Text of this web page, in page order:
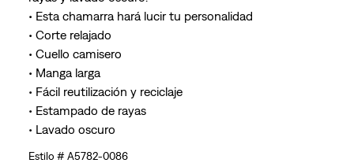
• Esta chamarra hará lucir tu personalidad
• Corte relajado
• Cuello camisero
• Manga larga
• Fácil reutilización y reciclaje
• Estampado de rayas
• Lavado oscuro
A5782-0086